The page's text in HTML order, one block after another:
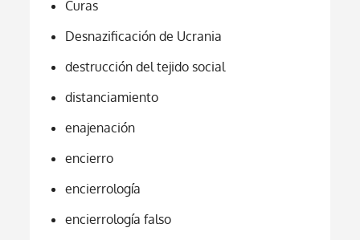
Curas
Desnazificación de Ucrania
destrucción del tejido social
distanciamiento
enajenación
encierro
encierrología
encierrología falso